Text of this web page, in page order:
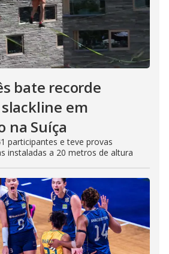
bate recorde
em
na Suíça
participantes e teve provas
instaladas a 20 metros de altura